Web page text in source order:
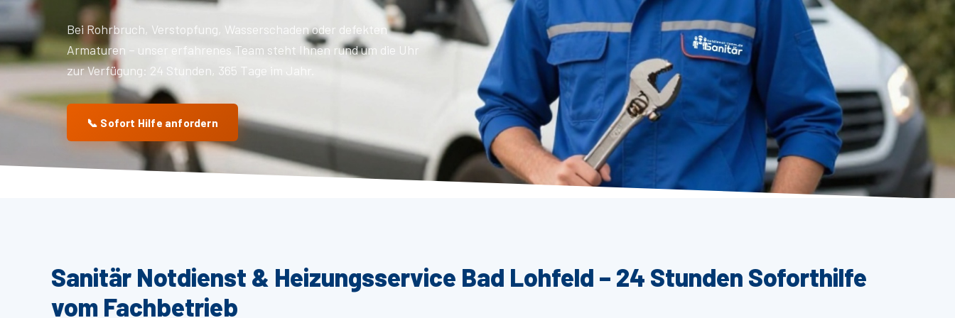
Bei Rohrbruch, Verstopfung, Wasserschaden oder defekten
Armaturen – unser erfahrenes Team steht Ihnen rund um die Uhr
zur Verfügung: 24 Stunden, 365 Tage im Jahr.
📞 Sofort Hilfe anfordern
Sanitär Notdienst & Heizungsservice Bad Lohfeld – 24 Stunden Soforthilfe
vom Fachbetrieb